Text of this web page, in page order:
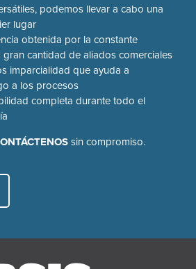
podemos llevar a cabo una
lugar
obtenida por la constante
gran cantidad de aliados comerciales
imparcialidad que ayuda a
a los procesos
completa durante todo el
​sin compromiso. ​